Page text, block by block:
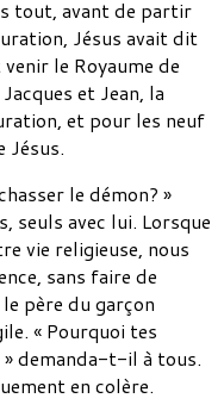
tout, avant de partir
Jésus avait dit
le Royaume de
et Jean, la
et pour les neuf
Jésus.
le démon? »
seuls avec lui. Lorsque
vie religieuse, nous
sans faire de
père du garçon
« Pourquoi tes
demanda-t-il à tous.
en colère.